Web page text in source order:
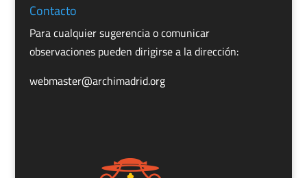
Contacto
Para cualquier sugerencia o comunicar
observaciones pueden dirigirse a la dirección:
webmaster@archimadrid.org